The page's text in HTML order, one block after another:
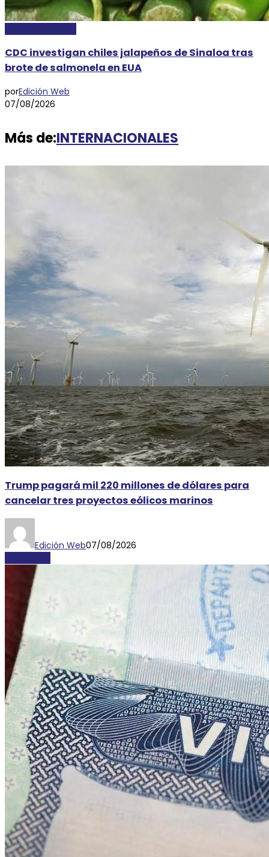
CDC investigan chiles jalapeños de Sinaloa tras
brote de salmonela en EUA
porEdición Web
07/08/2026
Más de:INTERNACIONALES
Trump pagará mil 220 millones de dólares para
cancelar tres proyectos eólicos marinos
Edición Web07/08/2026